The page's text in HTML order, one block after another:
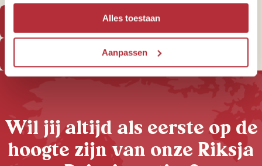
Alles toestaan
Aanpassen
Bekijk al onze bestemmingen
Ontdek onze familiereizen
Wil jij altijd als eerste op de
hoogte zijn van onze Riksja